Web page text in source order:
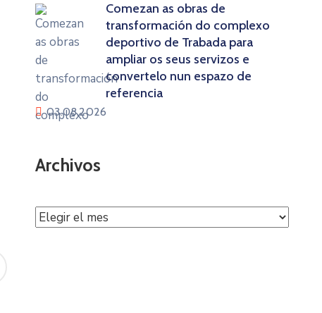
Comezan as obras de
transformación do complexo
deportivo de Trabada para
ampliar os seus servizos e
convertelo nun espazo de
referencia
03.08.2026
Archivos